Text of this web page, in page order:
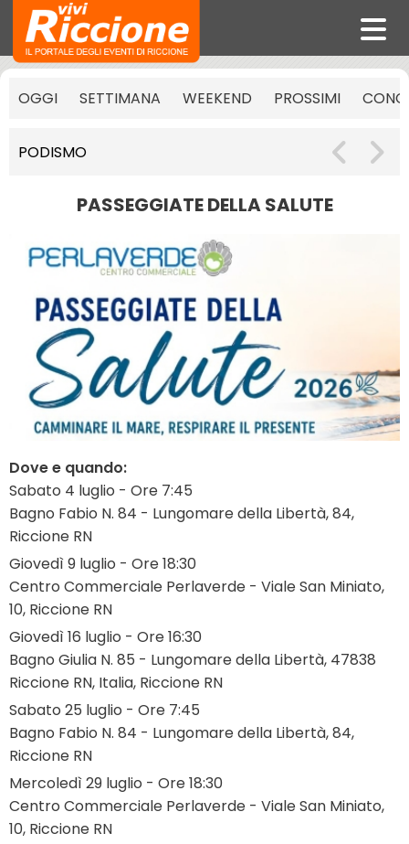
OGGI SETTIMANA WEEKEND PROSSIMI
PODISMO
PASSEGGIATE DELLA SALUTE
Dove e quando:
Sabato 4 luglio - Ore 7:45
Bagno Fabio N. 84 - Lungomare della Libertà, 84,
Riccione RN
Giovedì 9 luglio - Ore 18:30
Centro Commerciale Perlaverde - Viale San Miniato,
10, Riccione RN
Giovedì 16 luglio - Ore 16:30
Bagno Giulia N. 85 - Lungomare della Libertà, 47838
Riccione RN, Italia, Riccione RN
Sabato 25 luglio - Ore 7:45
Bagno Fabio N. 84 - Lungomare della Libertà, 84,
Riccione RN
Mercoledì 29 luglio - Ore 18:30
Centro Commerciale Perlaverde - Viale San Miniato,
10, Riccione RN